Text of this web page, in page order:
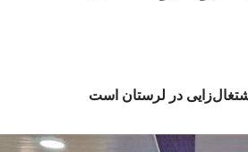
در لرستان است